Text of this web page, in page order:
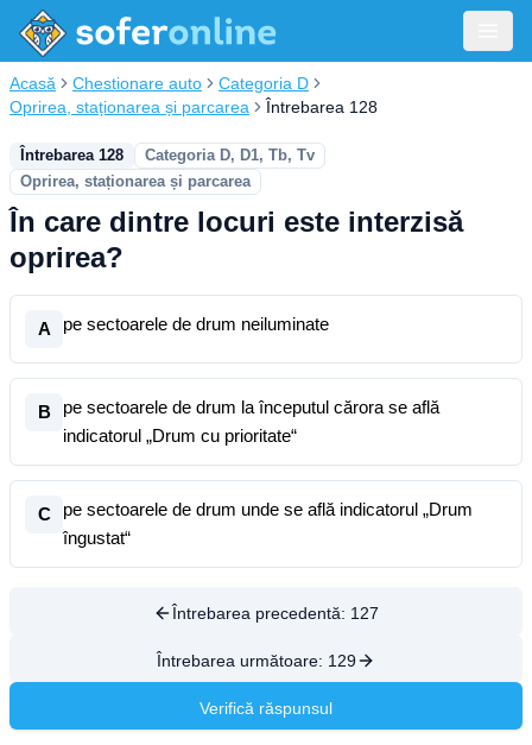
Acasă Chestionare auto
Categoria D
Oprirea, staționarea și parcarea
Întrebarea 128
Întrebarea 128
Categoria D, D1, Tb, Tv
Oprirea, staționarea și parcarea
În care dintre locuri este interzisă
oprirea?
A pe sectoarele de drum neiluminate
B
pe sectoarele de drum la începutul cărora se află
indicatorul „Drum cu prioritate“
C
pe sectoarele de drum unde se află indicatorul „Drum
îngustat“
Întrebarea precedentă: 127
Întrebarea următoare: 129
Verifică răspunsul